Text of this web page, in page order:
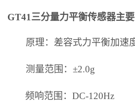
GT41三分量力平衡传感器主
原理：差容式力平衡加速
测量范围： ±2.0g
频响范围： DC-120Hz